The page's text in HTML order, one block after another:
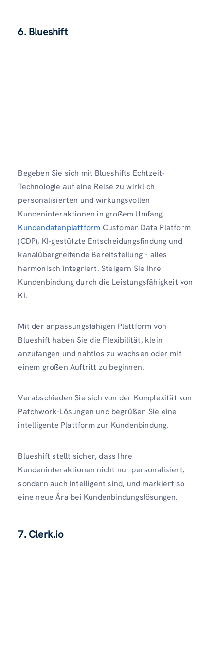
6. Blueshift
Begeben Sie sich mit Blueshifts Echtzeit-
Technologie auf eine Reise zu wirklich
personalisierten und wirkungsvollen
Kundeninteraktionen in großem Umfang.
Kundendatenplattform Customer Data Platform
(CDP), KI-gestützte Entscheidungsfindung und
kanalübergreifende Bereitstellung – alles
harmonisch integriert. Steigern Sie Ihre
Kundenbindung durch die Leistungsfähigkeit von
KI.
Mit der anpassungsfähigen Plattform von
Blueshift haben Sie die Flexibilität, klein
anzufangen und nahtlos zu wachsen oder mit
einem großen Auftritt zu beginnen.
Verabschieden Sie sich von der Komplexität von
Patchwork-Lösungen und begrüßen Sie eine
intelligente Plattform zur Kundenbindung.
Blueshift stellt sicher, dass Ihre
Kundeninteraktionen nicht nur personalisiert,
sondern auch intelligent sind, und markiert so
eine neue Ära bei Kundenbindungslösungen.
7. Clerk.io